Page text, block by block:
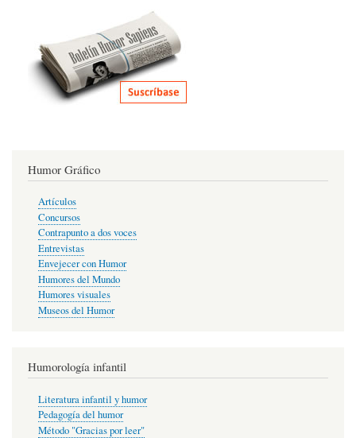
Humor Gráfico
Artículos
Concursos
Contrapunto a dos voces
Entrevistas
Envejecer con Humor
Humores del Mundo
Humores visuales
Museos del Humor
Humorología infantil
Literatura infantil y humor
Pedagogía del humor
Método "Gracias por leer"